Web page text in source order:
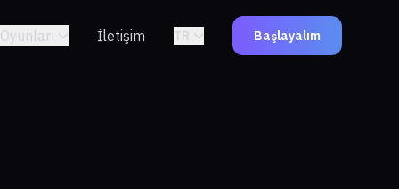
İletişim TR Başlayalım